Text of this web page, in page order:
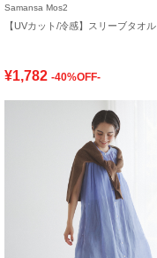
Samansa Mos2
【UVカット/冷感】スリーブタオル
¥1,782 -40%OFF-